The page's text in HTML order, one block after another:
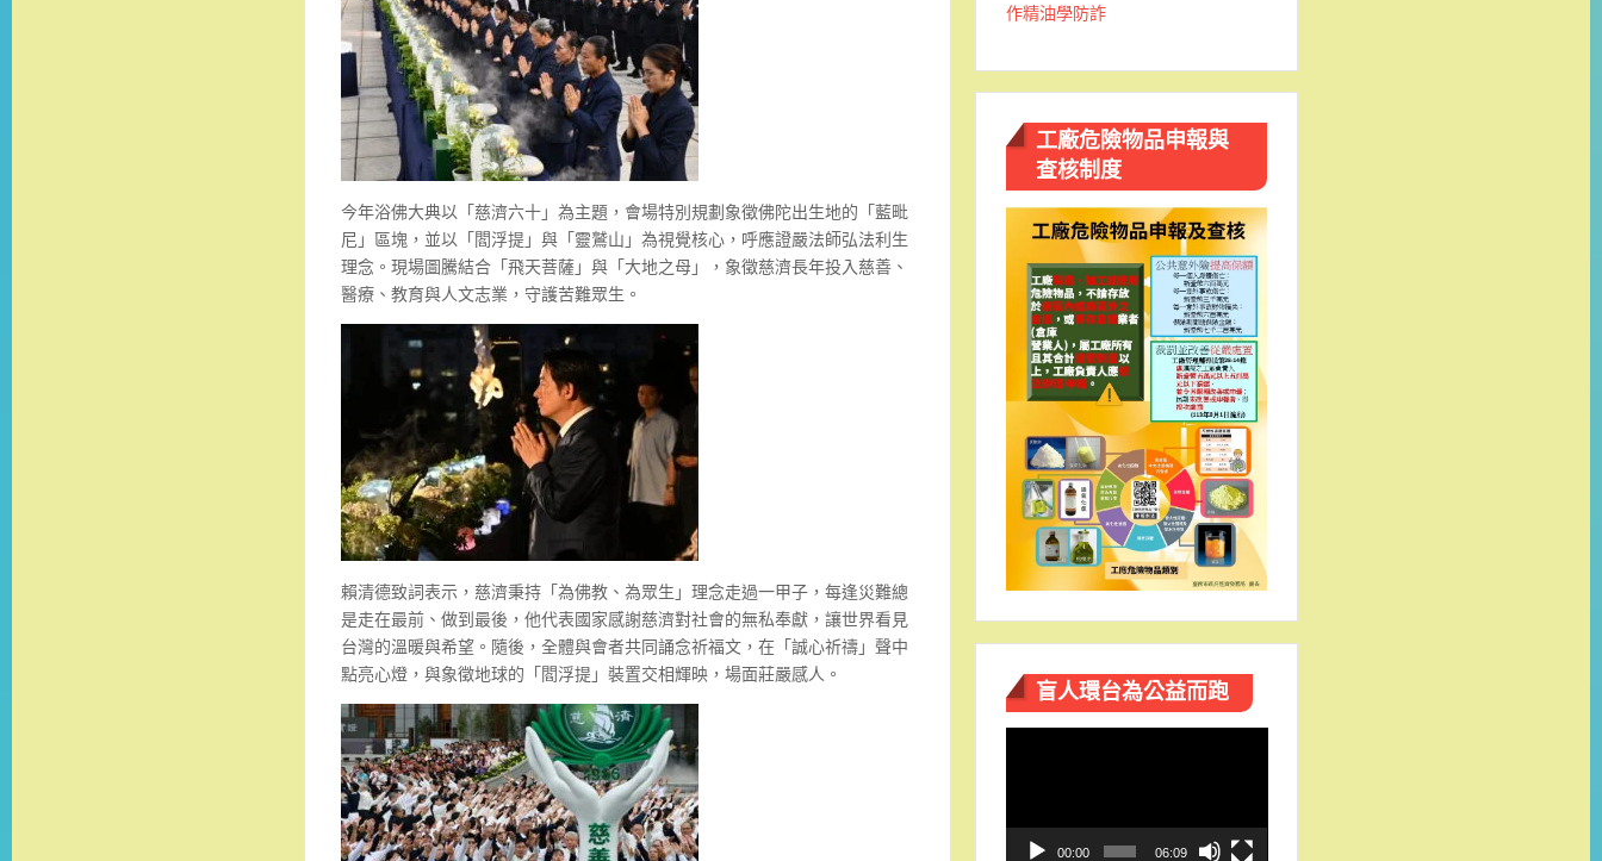
今年浴佛大典以「慈濟六十」為主題，會場特別規劃象徵佛陀出生地的「藍毗
尼」區塊，並以「閻浮提」與「靈鷲山」為視覺核心，呼應證嚴法師弘法利生
理念。現場圖騰結合「飛天菩薩」與「大地之母」，象徵慈濟長年投入慈善、
醫療、教育與人文志業，守護苦難眾生。
賴清德致詞表示，慈濟秉持「為佛教、為眾生」理念走過一甲子，每逢災難總
是走在最前、做到最後，他代表國家感謝慈濟對社會的無私奉獻，讓世界看見
台灣的溫暖與希望。隨後，全體與會者共同誦念祈福文，在「誠心祈禱」聲中
點亮心燈，與象徵地球的「閻浮提」裝置交相輝映，場面莊嚴感人。
作精油學防詐
工廠危險物品申報與
查核制度
盲人環台​為公益而跑
放
00:00 06:09